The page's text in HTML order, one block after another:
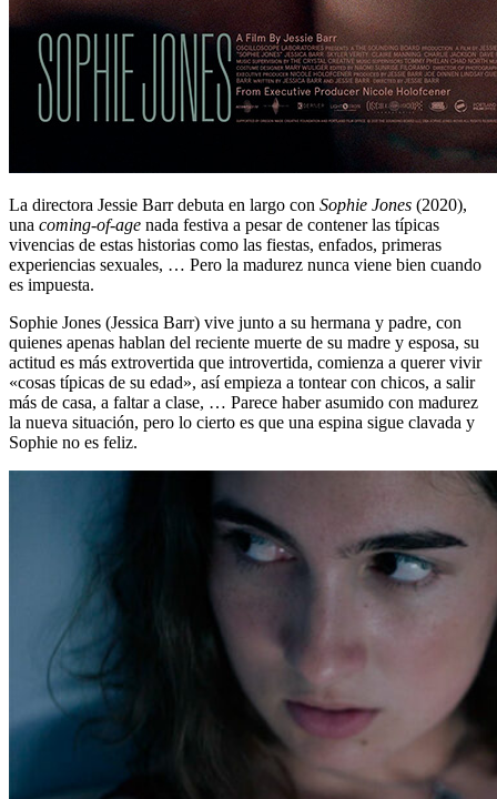
La directora Jessie Barr debuta en largo con Sophie Jones (2020),
una coming-of-age nada festiva a pesar de contener las típicas
vivencias de estas historias como las fiestas, enfados, primeras
experiencias sexuales, … Pero la madurez nunca viene bien cuando
es impuesta.
Sophie Jones (Jessica Barr) vive junto a su hermana y padre, con
quienes apenas hablan del reciente muerte de su madre y esposa, su
actitud es más extrovertida que introvertida, comienza a querer vivir
«cosas típicas de su edad», así empieza a tontear con chicos, a salir
más de casa, a faltar a clase, … Parece haber asumido con madurez
la nueva situación, pero lo cierto es que una espina sigue clavada y
Sophie no es feliz.